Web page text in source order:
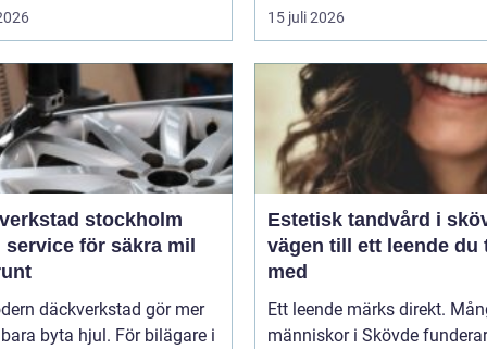
15 juli 2026
stockholm
service för säkra mil
däckverkstad gör mer
byta hjul. För bilägare i
Estetisk tandvård i
vägen till ett leende du
med
Ett leende märks direkt.
människor i Skövde